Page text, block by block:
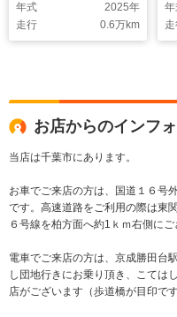
年式
2025年
走行
0.6万km
お店からのインフ
当店は千葉市にあります。
お車でご来店の方は、国道１６号
です。高速道路をご利用の際は東
６号線を柏方面へ約1ｋｍ右側にご
電車でご来店の方は、京成勝田台
し団地行きにお乗り頂き、こては
店がございます（歩道橋が目印です